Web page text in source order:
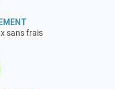
sans frais